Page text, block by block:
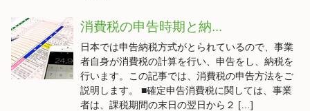
消費税の申告時期と納...
日本では申告納税方式がとられているので、事業
者自身が消費税の計算を行い、申告をし、納税を
行います。この記事では、消費税の申告方法をご
説明します。 ■確定申告消費税に関しては、事業
者は、課税期間の末日の翌日から２ […]